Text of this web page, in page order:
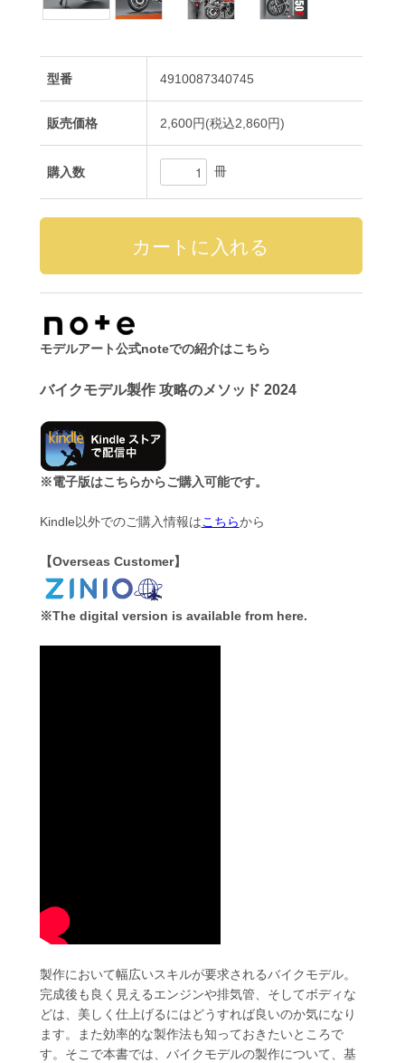
型番 4910087340745
販売価格 2,600円(税込2,860円)
購入数 冊
モデルアート公式noteでの紹介はこちら
バイクモデル製作 攻略のメソッド 2024
※電子版はこちらからご購入可能です。
Kindle以外でのご購入情報はこちらから
【Overseas Customer】
※The digital version is available from here.
製作において幅広いスキルが要求されるバイクモデル。
完成後も良く見えるエンジンや排気管、そしてボディな
どは、美しく仕上げるにはどうすれば良いのか気になり
ます。また効率的な製作法も知っておきたいところで
す。そこで本書では、バイクモデルの製作について、基